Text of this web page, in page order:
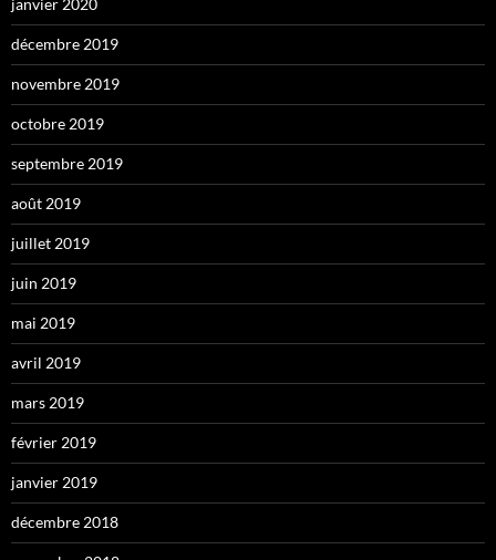
janvier 2020
décembre 2019
novembre 2019
octobre 2019
septembre 2019
août 2019
juillet 2019
juin 2019
mai 2019
avril 2019
mars 2019
février 2019
janvier 2019
décembre 2018